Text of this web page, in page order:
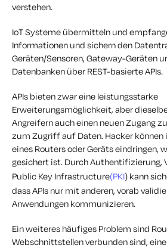
verstehen.
IoT Systeme übermitteln und
Informationen und sichern den
Geräten/Sensoren, Gateway-Geräten
Datenbanken über REST-basierte APIs.
APIs bieten zwar eine leistungsstarke
Erweiterungsmöglichkeit, aber
Angreifern auch einen neuen Zugang
zum Zugriff auf Daten. Hacker können
eines Routers oder Geräts eindringen,
gesichert ist. Durch Authentifizierung,
Public Key Infrastructure(PKI) kann
dass APIs nur mit anderen, vorab
Anwendungen kommunizieren.
Ein weiteres häufiges Problem sind
Webschnittstellen verbunden sind,